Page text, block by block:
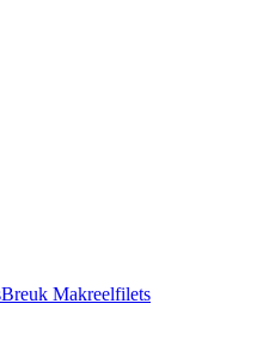
Breuk Makreelfilets